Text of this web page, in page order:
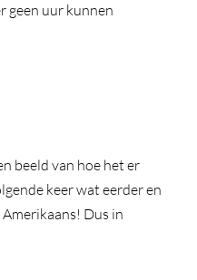
geen uur kunnen
beeld van hoe het er
keer wat eerder en
Dus in